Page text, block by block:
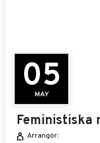
05
MAY
Feministiska
Arrangör: